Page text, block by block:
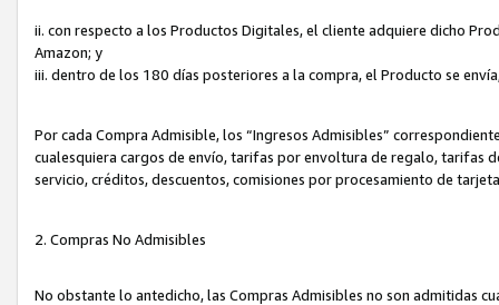
ii. con respecto a los Productos Digitales, el cliente adquiere dicho
Amazon; y
iii. dentro de los 180 días posteriores a la compra, el Producto se
Por cada Compra Admisible, los “Ingresos Admisibles”
cualesquiera cargos de envío, tarifas por envoltura de regalo, tarifas
servicio, créditos, descuentos, comisiones por procesamiento de
2. Compras No Admisibles
No obstante lo antedicho, las Compras Admisibles no son admitidas